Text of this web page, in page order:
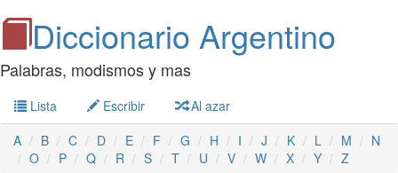
Diccionario Argentino
Palabras, modismos y mas
Lista Escribir
Al azar
A
B C D E F G H I J K L M
N
O
P Q R S T U V W X Y Z